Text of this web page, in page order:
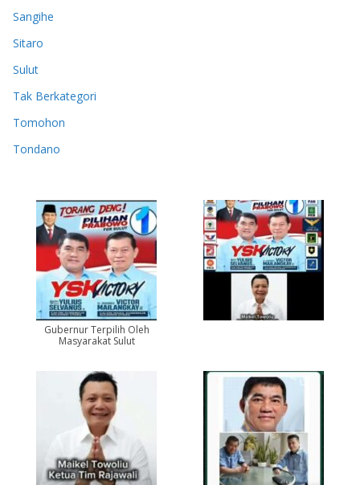
Sangihe
Sitaro
Sulut
Tak Berkategori
Tomohon
Tondano
Gubernur Terpilih Oleh
Masyarakat Sulut